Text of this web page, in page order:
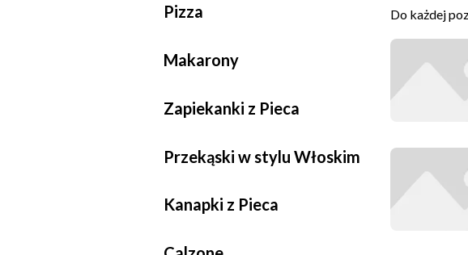
jednorazowym kodem
Pizza
Makarony
Zapiekanki z Pieca
Przekąski w stylu Włoskim
Kanapki z Pieca
Do każdej